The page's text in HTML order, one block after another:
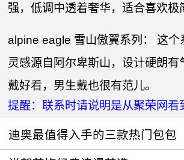
强，低调中透着奢华，适合喜欢极
alpine eagle 雪山傲翼系列： 这个
灵感源自阿尔卑斯山，设计硬朗有
戴好看，男生戴也很有范儿。
提醒：联系时请说明是从聚荣网看
迪奥最值得入手的三款热门包包